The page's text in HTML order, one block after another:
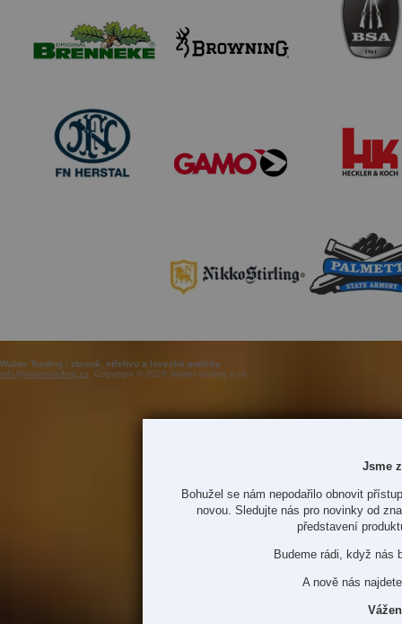
Walter Trading - zbraně, střelivo a lovecké potřeby
info@waltertrading.cz, Copyright © 2026 Walter trading s.r.o.
Jsme
Bohužel se nám nepodařilo obnovit
novou. Sledujte nás pro novinky od
představení
Budeme rádi, když nás
A nově nás